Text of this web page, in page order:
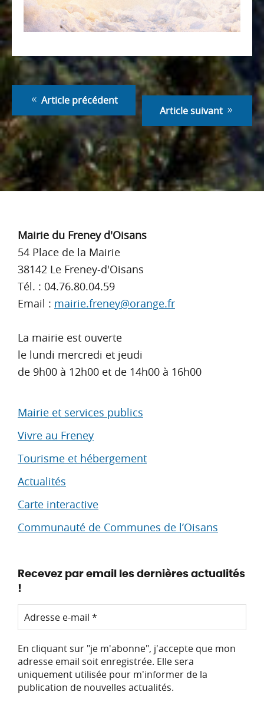
Article précédent
Article suivant
Footer
Mairie du Freney d'Oisans
54 Place de la Mairie
38142 Le Freney-d'Oisans
Tél. : 04.76.80.04.59
Email : mairie.freney@orange.fr
La mairie est ouverte
le lundi mercredi et jeudi
de 9h00 à 12h00 et de 14h00 à 16h00
Mairie et services publics
Vivre au Freney
Tourisme et hébergement
Actualités
Carte interactive
Communauté de Communes de l’Oisans
Recevez par email les dernières actualités
!
En cliquant sur "je m'abonne", j'accepte que mon
adresse email soit enregistrée. Elle sera
uniquement utilisée pour m'informer de la
publication de nouvelles actualités.